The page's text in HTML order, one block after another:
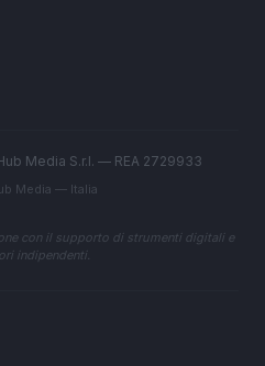
Media S.r.l. — REA 2729933
Media — Italia
con il supporto di strumenti digitali e
indipendenti.